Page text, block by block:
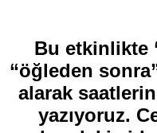
Bu etkinlikte
“öğleden
alarak
yazıyoruz.